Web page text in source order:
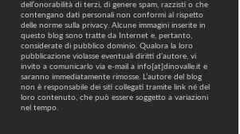
dell’onorabilità di terzi, di genere spam, razzisti o che
contengano dati personali non conformi al rispetto
delle norme sulla privacy. Alcune immagini inserite in
questo blog sono tratte da Internet e, pertanto,
considerate di pubblico dominio. Qualora la loro
pubblicazione violasse eventuali diritti d’autore, vi
invito a comunicarlo via e-mail a info[at]dinovalle.it e
saranno immediatamente rimosse. L’autore del blog
non è responsabile dei siti collegati tramite link né del
loro contenuto, che può essere soggetto a variazioni
nel tempo.